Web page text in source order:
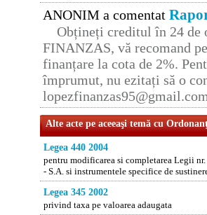
ANONIM a comentat
Obțineți creditul în 24 de
FINANZAS, vă recomand
finanțare la cota de 2%.
împrumut, nu ezitați să o
Alte acte pe aceeaşi temă cu
Legea 440 2004
pentru modificarea si completarea Legii
- S.A. si instrumentele specifice de
Legea 345 2002
privind taxa pe valoarea adaugata